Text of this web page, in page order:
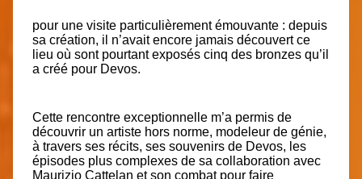
pour une visite particulièrement émouvante : depuis
sa création, il n’avait encore jamais découvert ce
lieu où sont pourtant exposés cinq des bronzes qu’il
a créé pour Devos.
Cette rencontre exceptionnelle m’a permis de
découvrir un artiste hors norme, modeleur de génie,
à travers ses récits, ses souvenirs de Devos, les
épisodes plus complexes de sa collaboration avec
Maurizio Cattelan et son combat pour faire